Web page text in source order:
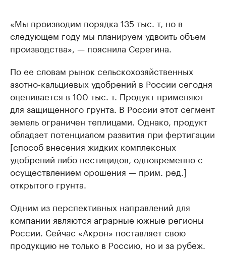
«Мы производим порядка 135 тыс. т, но в
следующем году мы планируем удвоить объем
производства», — пояснила Серегина.
По ее словам рынок сельскохозяйственных
азотно-кальциевых удобрений в России сегодня
оценивается в 100 тыс. т. Продукт применяют
для защищенного грунта. В России этот сегмент
земель ограничен теплицами. Однако, продукт
обладает потенциалом развития при фертигации
[способ внесения жидких комплексных
удобрений либо пестицидов, одновременно с
осуществлением орошения — прим. ред.]
открытого грунта.
Одним из перспективных направлений для
компании являются аграрные южные регионы
России. Сейчас «Акрон» поставляет свою
продукцию не только в Россию, но и за рубеж.